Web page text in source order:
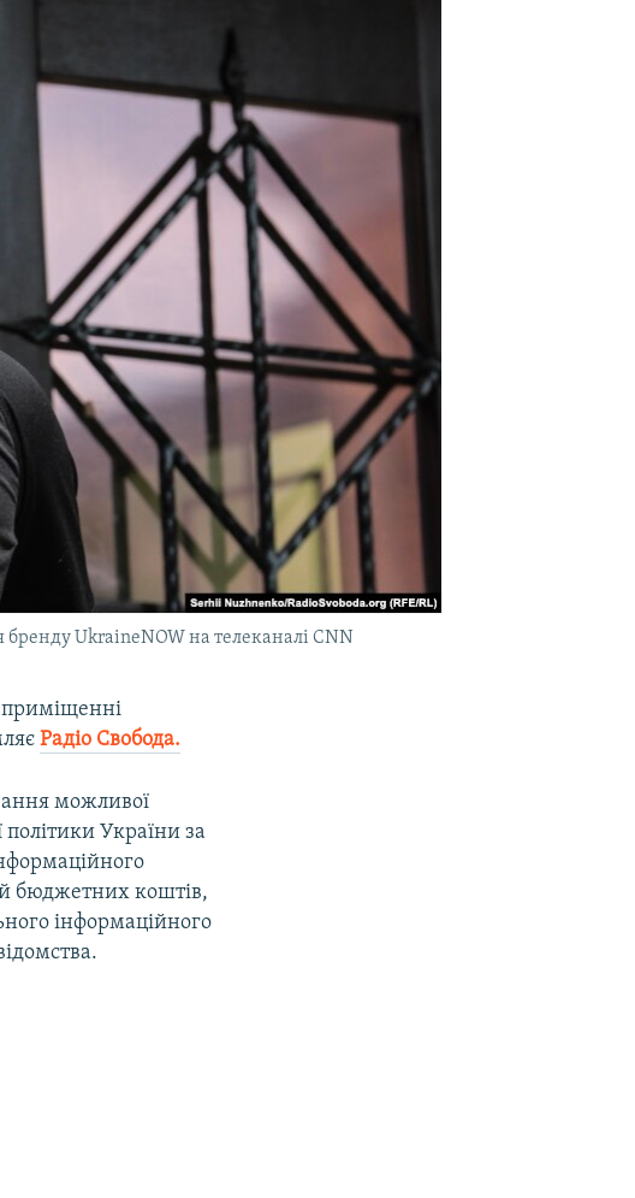
бренду UkraineNOW на телеканалі CNN
приміщенні
Радіо Свобода.
можливої
України за
бюджетних коштів,
інформаційного